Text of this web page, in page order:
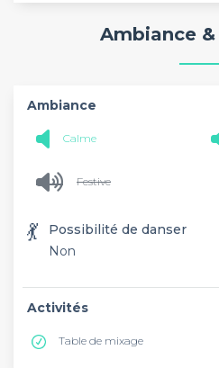
Ambiance
Ambiance
Calme
Festive
💃
Possibilité de danser
Non
Activités
Table de mixage